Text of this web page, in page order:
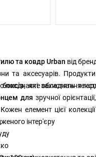
та ковдр Urban від
та аксесуарів. Продукти
обладнання
боксів, які захистять
для зручної
елемент цієї
інтер'єру